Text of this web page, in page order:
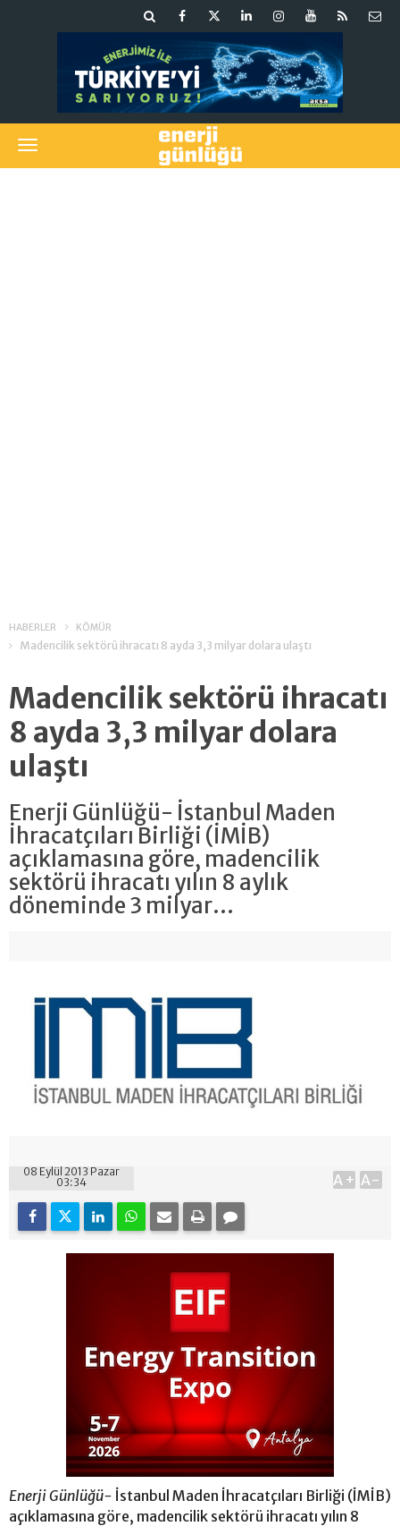
HABERLER KÖMÜR
Madencilik sektörü ihracatı 8 ayda 3,3 milyar dolara ulaştı
Madencilik sektörü ihracatı
8 ayda 3,3 milyar dolara
ulaştı
Enerji Günlüğü- İstanbul Maden
İhracatçıları Birliği (İMİB)
açıklamasına göre, madencilik
sektörü ihracatı yılın 8 aylık
döneminde 3 milyar...
08 Eylül 2013 Pazar
03:34
A+ A-
Enerji Günlüğü- İstanbul Maden İhracatçıları Birliği (İMİB)
açıklamasına göre, madencilik sektörü ihracatı yılın 8